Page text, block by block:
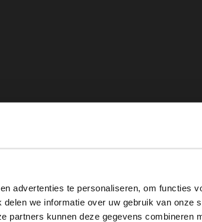
advertenties te personaliseren, om functies
we informatie over uw gebruik van onze
partners kunnen deze gegevens combineren
like your language isn't Dutch. Would you like